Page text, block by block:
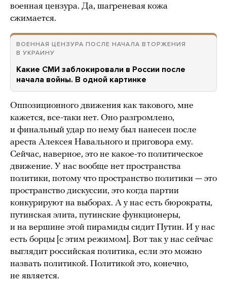
военная цензура. Да, шагреневая кожа
сжимается.
ВОЕННАЯ ЦЕНЗУРА ПОСЛЕ НАЧАЛА ВТОРЖЕНИЯ
В УКРАИНУ
Какие СМИ заблокировали в России после
начала войны. В одной картинке
Оппозиционного движения как такового, мне
кажется, все-таки нет. Оно разгромлено,
и финальный удар по нему был нанесен после
ареста Алексея Навального и приговора ему.
Сейчас, наверное, это не какое-то политическое
движение. У нас вообще нет пространства
политики, потому что пространство политики — это
пространство дискуссии, это когда партии
конкурируют на выборах. А у нас есть бюрократы,
путинская элита, путинские функционеры,
и на вершине этой пирамиды сидит Путин. И у нас
есть борцы [с этим режимом]. Вот так у нас сейчас
выглядит российская политика, если это можно
назвать политикой. Политикой это, конечно,
не является.